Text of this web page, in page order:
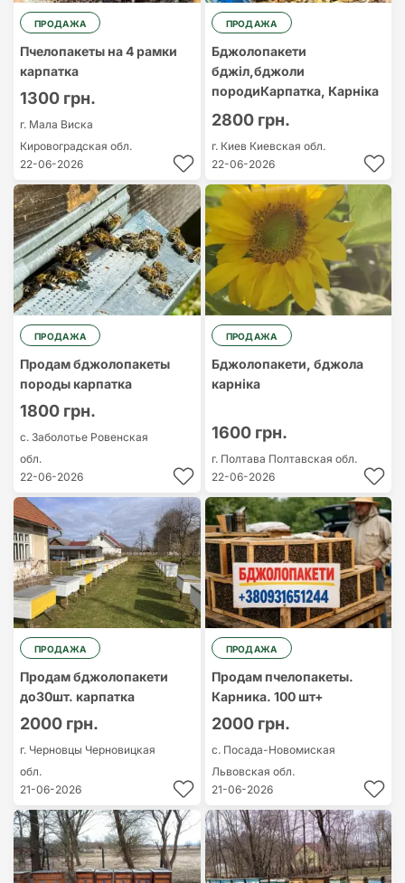
ПРОДАЖА
Пчелопакеты на 4 рамки
карпатка
1300 грн.
г. Мала Виска
Кировоградская обл.
22-06-2026
ПРОДАЖА
Бджолопакети
бджіл,бджоли
породиКарпатка, Карніка
2800 грн.
г. Киев Киевская обл.
22-06-2026
ПРОДАЖА
Продам бджолопакеты
породы карпатка
1800 грн.
с. Заболотье Ровенская
обл.
22-06-2026
ПРОДАЖА
Бджолопакети, бджола
карніка
1600 грн.
г. Полтава Полтавская обл.
22-06-2026
ПРОДАЖА
Продам бджолопакети
до30шт. карпатка
2000 грн.
г. Чернoвцы Черновицкая
обл.
21-06-2026
ПРОДАЖА
Продам пчелопакеты.
Карника. 100 шт+
2000 грн.
с. Посада-Новомиская
Львовская обл.
21-06-2026